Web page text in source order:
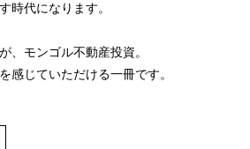
時代になります。
、モンゴル不動産投資。
感じていただける一冊です。